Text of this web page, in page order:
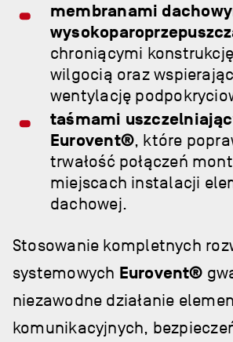
membranami
chroniącymi
wilgocią oraz
wentylację
taśmami
Eurovent®, które
trwałość połączeń
miejscach instalacji
dachowej.
Stosowanie kompletnych
systemowych Eurovent®
niezawodne działanie
komunikacyjnych,